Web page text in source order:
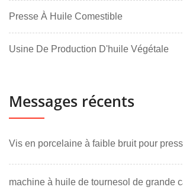
Presse À Huile Comestible
Usine De Production D'huile Végétale
Messages récents
Vis en porcelaine à faible bruit pour
machine à huile de tournesol de grande